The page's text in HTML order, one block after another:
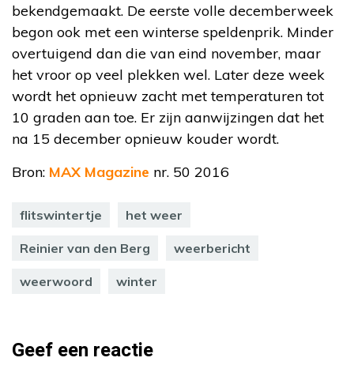
bekendgemaakt. De eerste volle decemberweek
begon ook met een winterse speldenprik. Minder
overtuigend dan die van eind november, maar
het vroor op veel plekken wel. Later deze week
wordt het opnieuw zacht met temperaturen tot
10 graden aan toe. Er zijn aanwijzingen dat het
na 15 december opnieuw kouder wordt.
Bron: MAX Magazine nr. 50 2016
flitswintertje het weer
Reinier van den Berg weerbericht
weerwoord winter
Geef een reactie